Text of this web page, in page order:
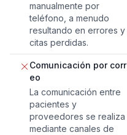
manualmente por
teléfono, a menudo
resultando en errores y
citas perdidas.
Comunicación por corr
eo
La comunicación entre
pacientes y
proveedores se realiza
mediante canales de